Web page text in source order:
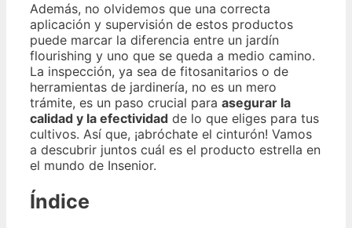
Además, no olvidemos que una correcta
aplicación y supervisión de estos productos
puede marcar la diferencia entre un jardín
flourishing y uno que se queda a medio camino.
La inspección, ya sea de fitosanitarios o de
herramientas de jardinería, no es un mero
trámite, es un paso crucial para asegurar la
calidad y la efectividad de lo que eliges para tus
cultivos. Así que, ¡abróchate el cinturón! Vamos
a descubrir juntos cuál es el producto estrella en
el mundo de Insenior.
Índice